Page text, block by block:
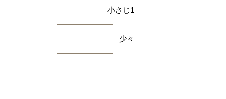
小さじ1
少々